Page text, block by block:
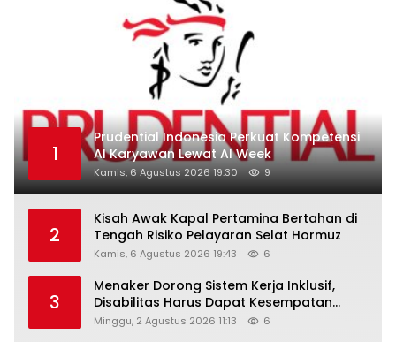
1
Prudential Indonesia Perkuat Kompetensi
AI Karyawan Lewat AI Week
Kamis, 6 Agustus 2026 19:30 9
2
Kisah Awak Kapal Pertamina Bertahan di
Tengah Risiko Pelayaran Selat Hormuz
Kamis, 6 Agustus 2026 19:43 6
3
Menaker Dorong Sistem Kerja Inklusif,
Disabilitas Harus Dapat Kesempatan
Setara
Minggu, 2 Agustus 2026 11:13 6